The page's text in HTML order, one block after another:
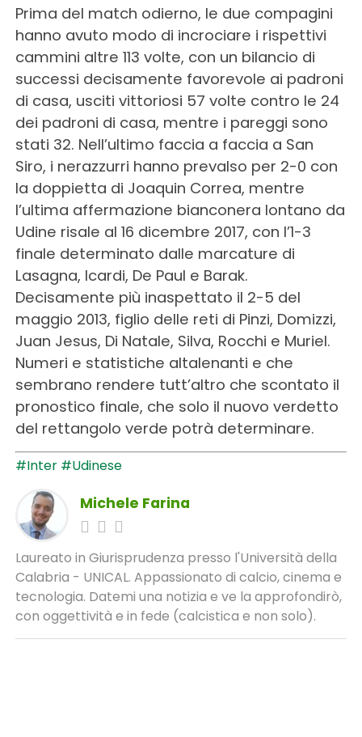
Prima del match odierno, le due compagini
hanno avuto modo di incrociare i rispettivi
cammini altre 113 volte, con un bilancio di
successi decisamente favorevole ai padroni
di casa, usciti vittoriosi 57 volte contro le 24
dei padroni di casa, mentre i pareggi sono
stati 32. Nell’ultimo faccia a faccia a San
Siro, i nerazzurri hanno prevalso per 2-0 con
la doppietta di Joaquin Correa, mentre
l’ultima affermazione bianconera lontano da
Udine risale al 16 dicembre 2017, con l’1-3
finale determinato dalle marcature di
Lasagna, Icardi, De Paul e Barak.
Decisamente più inaspettato il 2-5 del
maggio 2013, figlio delle reti di Pinzi, Domizzi,
Juan Jesus, Di Natale, Silva, Rocchi e Muriel.
Numeri e statistiche altalenanti e che
sembrano rendere tutt’altro che scontato il
pronostico finale, che solo il nuovo verdetto
del rettangolo verde potrà determinare.
#Inter #Udinese
Michele Farina
Laureato in Giurisprudenza presso l'Università della
Calabria - UNICAL. Appassionato di calcio, cinema e
tecnologia. Datemi una notizia e ve la approfondirò,
con oggettività e in fede (calcistica e non solo).